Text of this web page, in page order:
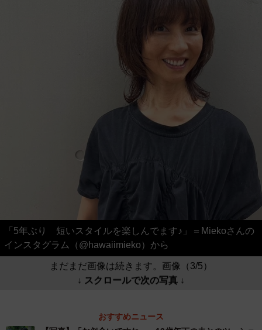
「5年ぶり 短いスタイルを楽しんでます♪」＝Miekoさんの
インスタグラム（@hawaiimieko）から
まだまだ画像は続きます。画像（3/5）
↓ スクロールで次の写真 ↓
おすすめニュース